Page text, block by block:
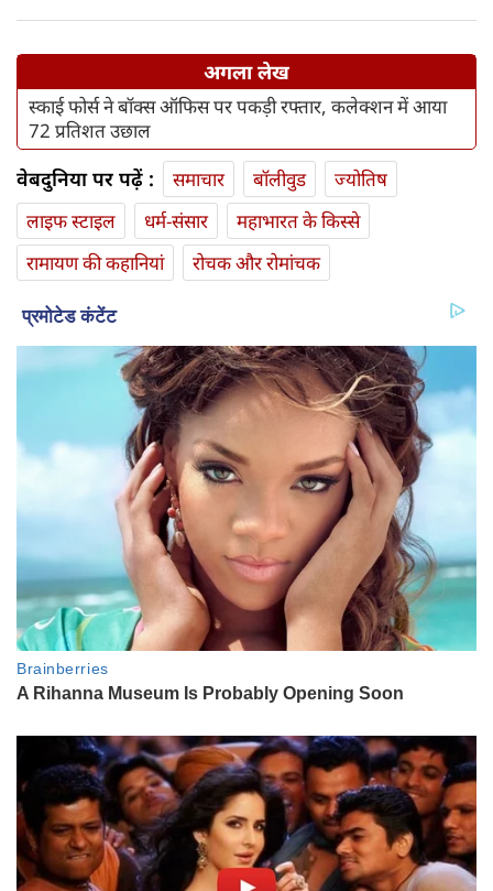
अगला लेख
स्काई फोर्स ने बॉक्स ऑफिस पर पकड़ी रफ्तार, कलेक्शन में आया
72 प्रतिशत उछाल
वेबदुनिया पर पढ़ें : समाचार बॉलीवुड
ज्योतिष
लाइफ स्‍टाइल
धर्म-संसार
महाभारत के किस्से
रामायण की कहानियां
रोचक और रोमांचक